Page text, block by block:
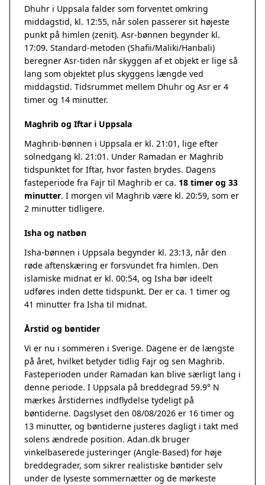
Dhuhr i Uppsala falder som forventet omkring
middagstid, kl. 12:55, når solen passerer sit højeste
punkt på himlen (zenit). Asr-bønnen begynder kl.
17:09. Standard-metoden (Shafii/Maliki/Hanbali)
beregner Asr-tiden når skyggen af et objekt er lige så
lang som objektet plus skyggens længde ved
middagstid. Tidsrummet mellem Dhuhr og Asr er 4
timer og 14 minutter.
Maghrib og Iftar i Uppsala
Maghrib-bønnen i Uppsala er kl. 21:01, lige efter
solnedgang kl. 21:01. Under Ramadan er Maghrib
tidspunktet for Iftar, hvor fasten brydes. Dagens
fasteperiode fra Fajr til Maghrib er ca. 18 timer og 33
minutter. I morgen vil Maghrib være kl. 20:59, som er
2 minutter tidligere.
Isha og natbøn
Isha-bønnen i Uppsala begynder kl. 23:13, når den
røde aftenskæring er forsvundet fra himlen. Den
islamiske midnat er kl. 00:54, og Isha bør ideelt
udføres inden dette tidspunkt. Der er ca. 1 timer og
41 minutter fra Isha til midnat.
Årstid og bøntider
Vi er nu i sommeren i Sverige. Dagene er de længste
på året, hvilket betyder tidlig Fajr og sen Maghrib.
Fasteperioden under Ramadan kan blive særligt lang i
denne periode. I Uppsala på breddegrad 59.9° N
mærkes årstidernes indflydelse tydeligt på
bøntiderne. Dagslyset den 08/08/2026 er 16 timer og
13 minutter, og bøntiderne justeres dagligt i takt med
solens ændrede position. Adan.dk bruger
vinkelbaserede justeringer (Angle-Based) for høje
breddegrader, som sikrer realistiske bøntider selv
under de lyseste sommernætter og de mørkeste